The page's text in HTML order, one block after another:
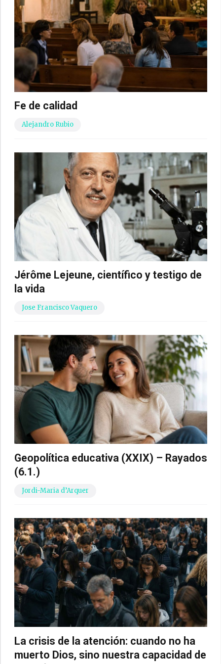
Fe de calidad
Alejandro Rubio
Jérôme Lejeune, científico y testigo de
la vida
Jose Francisco Vaquero
Geopolítica educativa (XXIX) – Rayados
(6.1.)
Jordi-Maria d’Arquer
La crisis de la atención: cuando no ha
muerto Dios, sino nuestra capacidad de